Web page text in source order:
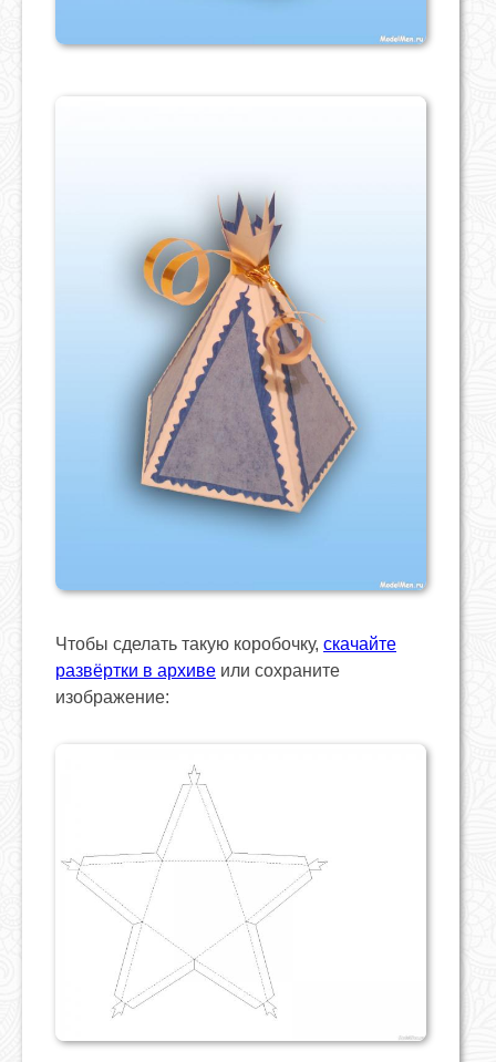
Чтобы сделать такую коробочку, скачайте
развёртки в архиве или сохраните
изображение: